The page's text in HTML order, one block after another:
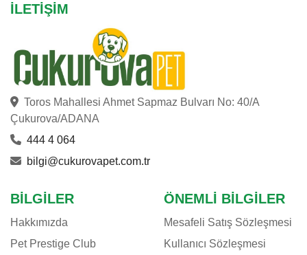
İLETIŞIM
Toros Mahallesi Ahmet Sapmaz Bulvarı No: 40/A
Çukurova/ADANA
444 4 064
bilgi@cukurovapet.com.tr
BILGILER
Hakkımızda
Pet Prestige Club
ÖNEMLI BILGILER
Mesafeli Satış Sözleşmesi
Kullanıcı Sözleşmesi